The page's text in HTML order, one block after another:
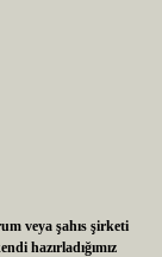
veya şahıs şirketi
hazırladığımız